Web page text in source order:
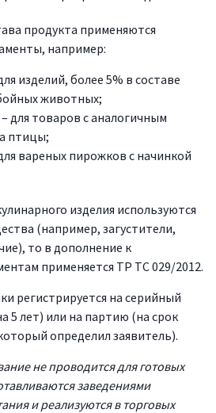
продукта применяются
например:
изделий, более 5% в составе
животных;
для товаров с аналогичным
птицы;
вареных пирожков с начинкой
изделия используются
(например, загустители,
то в дополнение к
применяется ТР ТС 029/2012.
регистрируется на серийный
5 лет) или на партию (на срок
определил заявитель).
не проводится для готовых
заведениями
и реализуются в торговых